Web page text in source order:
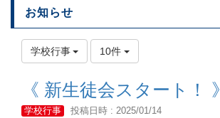
お知らせ
学校行事 10件
《 新生徒会スタート！ 》
学校行事 投稿日時 : 2025/01/14